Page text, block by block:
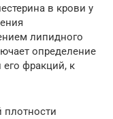
в крови у
липидного
определение
его фракций, к